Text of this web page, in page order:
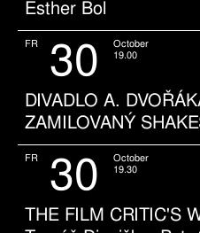
Esther Bol
FR 30
October
19.00
DIVADLO A.
ZAMILOVANÝ
FR 30
October
19.30
THE FILM CRITIC'S